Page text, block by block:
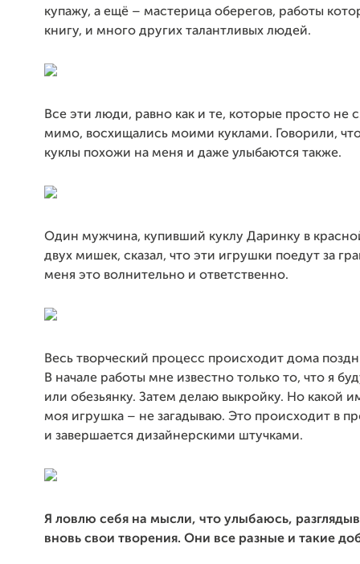
купажу, а ещё – мастерица оберегов, работы
книгу, и много других талантливых людей.
Все эти люди, равно как и те, которые просто не
мимо, восхищались моими куклами. Говорили,
куклы похожи на меня и даже улыбаются также.
Один мужчина, купивший куклу Даринку в
двух мишек, сказал, что эти игрушки поедут за
меня это волнительно и ответственно.
Весь творческий процесс происходит дома
В начале работы мне известно только то, что я
или обезьянку. Затем делаю выкройку. Но какой
моя игрушка – не загадываю. Это происходит в
и завершается дизайнерскими штучками.
Я ловлю себя на мысли, что улыбаюсь,
вновь свои творения. Они все разные и такие